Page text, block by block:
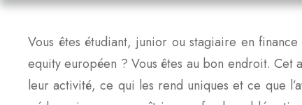
Vous êtes étudiant, junior ou stagiaire en
equity européen ? Vous êtes au bon endroit.
leur activité, ce qui les rend uniques et ce que